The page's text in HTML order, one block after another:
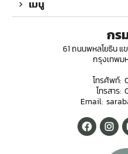
เมนู
กร
61 ถนนพหลโยธิน แ
กรุงเทพม
โทรศัพท์:
โทรสาร:
Email: